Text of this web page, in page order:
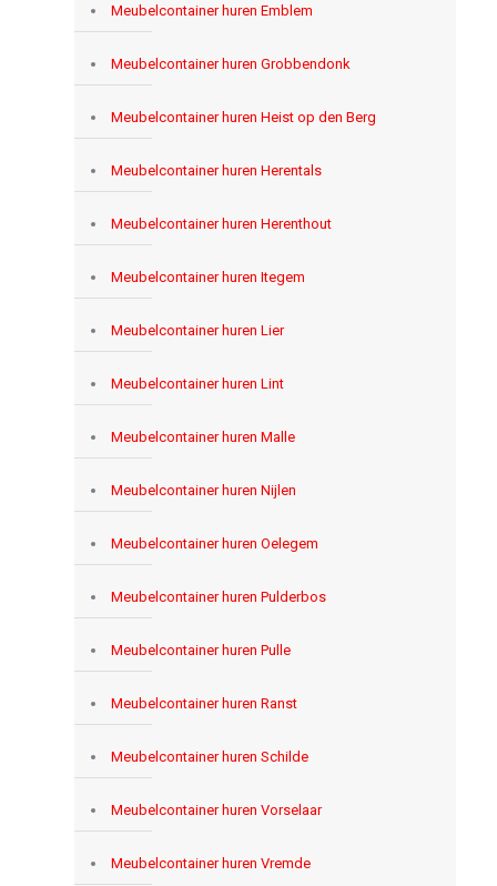
Meubelcontainer huren Emblem
Meubelcontainer huren Grobbendonk
Meubelcontainer huren Heist op den Berg
Meubelcontainer huren Herentals
Meubelcontainer huren Herenthout
Meubelcontainer huren Itegem
Meubelcontainer huren Lier
Meubelcontainer huren Lint
Meubelcontainer huren Malle
Meubelcontainer huren Nijlen
Meubelcontainer huren Oelegem
Meubelcontainer huren Pulderbos
Meubelcontainer huren Pulle
Meubelcontainer huren Ranst
Meubelcontainer huren Schilde
Meubelcontainer huren Vorselaar
Meubelcontainer huren Vremde